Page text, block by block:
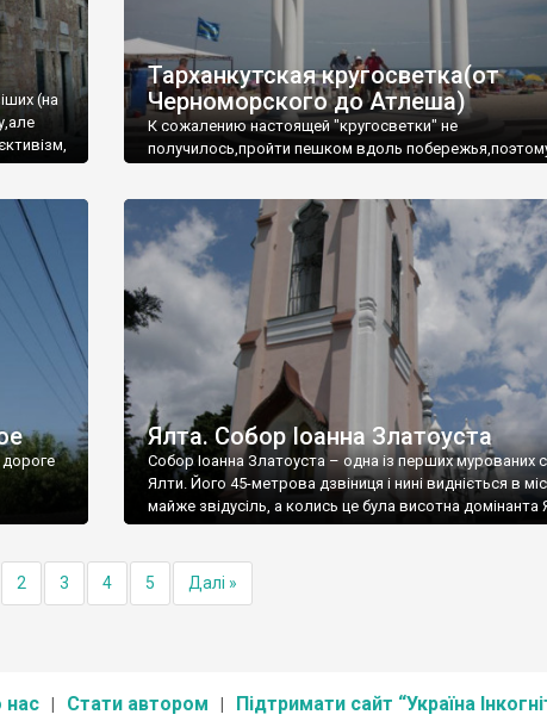
(на
Тарханкутская кругосветка(от
Черноморского до Атлеша)
К сожалению настоящей "кругосветки" не
получилось,пройти пешком вдоль
Ялта. Собор Іоанна Златоуста
Собор Іоанна Златоуста – одна із перших мурованих
Ялти. Його 45-метрова дзвіниця і нині видніється в
майже звідусіль, а колись це була висотна домінанта
2 3 4 5 Далі »
нас Стати автором Підтримати сайт “Україна